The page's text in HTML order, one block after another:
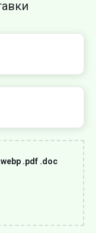
.pdf .doc